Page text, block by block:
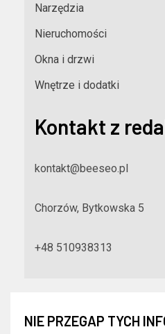
Narzędzia
Nieruchomości
Okna i drzwi
Wnętrze i dodatki
Kontakt z
kontakt@beeseo.pl
Chorzów, Bytkowska 5
+48 510938313
NIE PRZEGAP TYCH